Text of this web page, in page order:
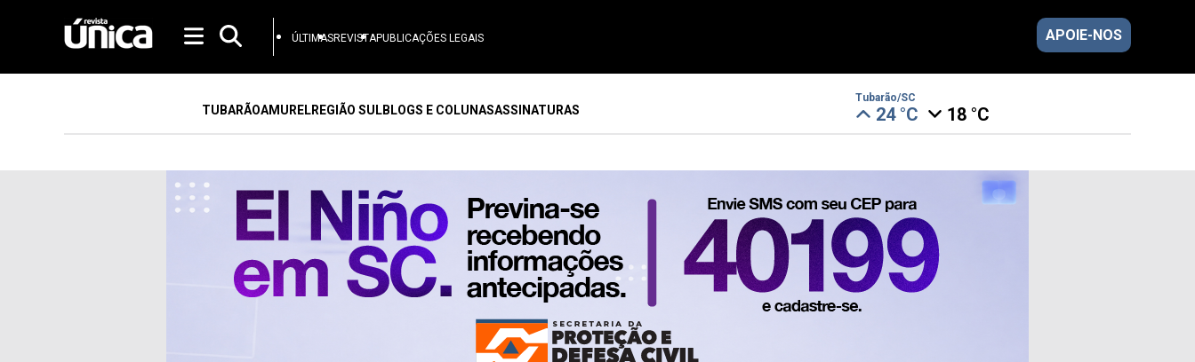
ÚLTIMASREVISTAPUBLICAÇÕES LEGAIS APOIE-NOS
TUBARÃOAMURELREGIÃO SULBLOGS E COLUNASASSINATURAS
Tubarão/SC
24 °C 18 °C